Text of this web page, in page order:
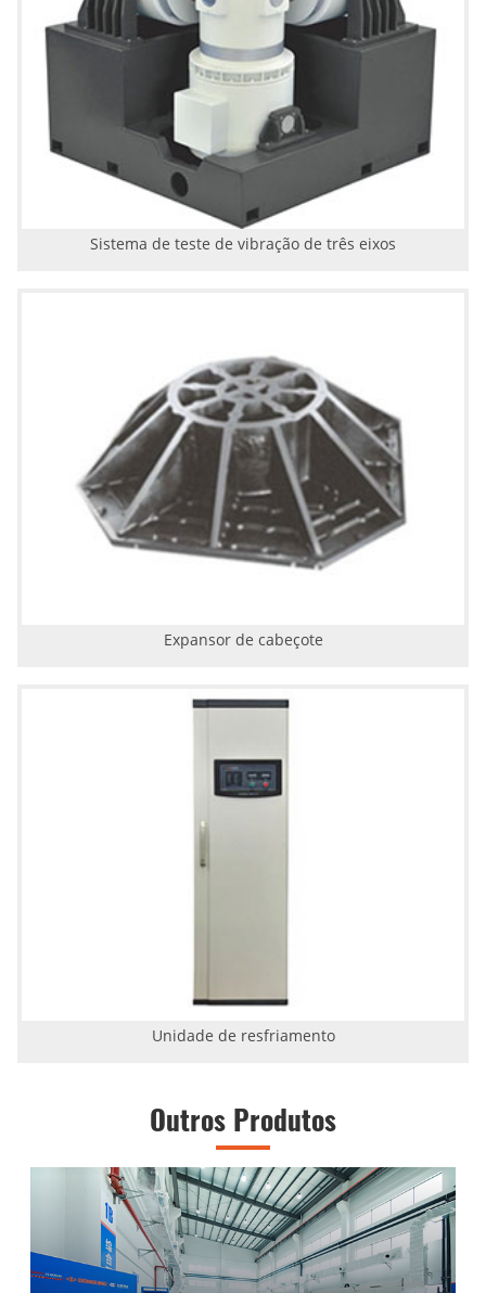
Sistema de teste de vibração de três eixos
Expansor de cabeçote
Unidade de resfriamento
Outros Produtos